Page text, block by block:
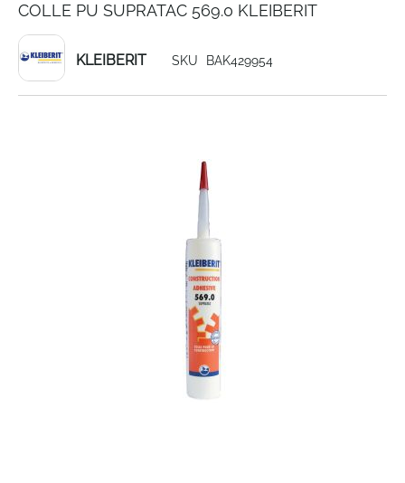
COLLE PU SUPRATAC 569.0 KLEIBERIT
KLEIBERIT SKU BAK429954